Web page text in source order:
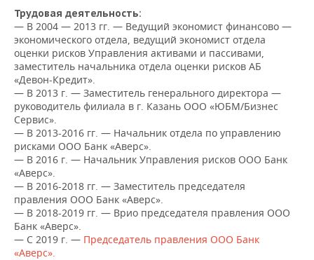
ТЕЛЕКОММУНИКАЦИИ
БИЗНЕС-БРАНЧИ
ONLINE-КОНФЕРЕНЦИИ
ОТКРЫТАЯ ЛЕКЦИЯ
ФУТБОЛ
ХОККЕЙ
БАСКЕТБОЛ
ВОЛЕЙБОЛ
КИБЕРСПОРТ
ФИГУРНОЕ КАТАНИЕ
ВОДНЫЕ ВИДЫ СПОРТА
ХОККЕЙ С МЯЧОМ
НОВОСТИ ОБЩЕСТВА
ВЛАСТЬ
ИНФРАСТРУКТУРА
ИСТОРИЯ
КУЛЬТУРА
МЕДИЦИНА
ОБРАЗОВАНИЕ
ПРОИСШЕСТВИЯ
ФОТОГАЛЕРЕЯ
СЮЖЕТЫ
СПРАВОЧНИК
СПИСОК ПЕРСОН
СПИСОК КОМПАНИЙ
ПОЛНАЯ ВЕРСИЯ
Трудовая деятельность:
— В 2004 — 2013 гг. — Ведущий экономист финансово —
экономического отдела, ведущий экономист отдела
оценки рисков Управления активами и пассивами,
заместитель начальника отдела оценки рисков АБ
«Девон-Кредит».
— В 2013 г. — Заместитель генерального директора —
руководитель филиала в г. Казань ООО «ЮБМ/Бизнес
Сервис».
— В 2013-2016 гг. — Начальник отдела по управлению
рисками ООО Банк «Аверс».
— В 2016 г. — Начальник Управления рисков ООО Банк
«Аверс».
— В 2016-2018 гг. — Заместитель председателя
правления ООО Банк «Аверс».
— В 2018-2019 гг. — Врио председателя правления ООО
Банк «Аверс».
— С 2019 г. — Председатель правления ООО Банк
«Аверс».